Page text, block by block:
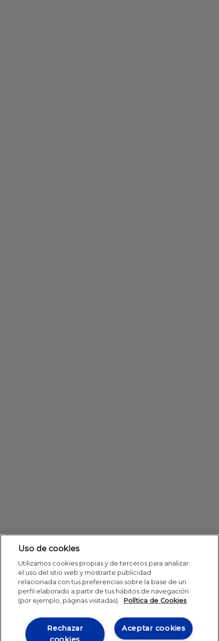
Uso de cookies
Utilizamos cookies propias y de terceros para analizar
el uso del sitio web y mostrarte publicidad
relacionada con tus preferencias sobre la base de un
perfil elaborado a partir de tus hábitos de navegación
(por ejemplo, páginas visitadas).
Política de Cookies
Aceptar cookies
Rechazar